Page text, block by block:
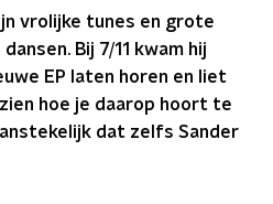
vrolijke tunes en grote
Bij 7/11 kwam hij
EP laten horen en liet
hoe je daarop hoort te
dat zelfs Sander